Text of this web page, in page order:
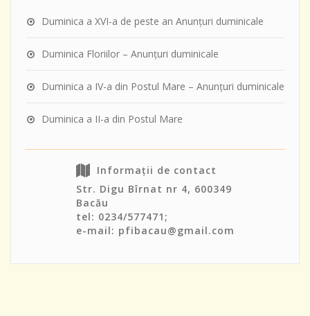
Duminica a XVI-a de peste an Anunţuri duminicale
Duminica Floriilor – Anunţuri duminicale
Duminica a IV-a din Postul Mare – Anunţuri duminicale
Duminica a II-a din Postul Mare
Informații de contact
Str. Digu Bîrnat nr 4, 600349
Bacău
tel: 0234/577471;
e-mail: pfibacau@gmail.com